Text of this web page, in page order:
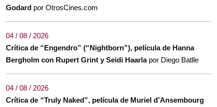
Godard por OtrosCines.com
04 / 08 / 2026
Crítica de “Engendro” (“Nightborn”), película de Hanna
Bergholm con Rupert Grint y Seidi Haarla por Diego Batlle
04 / 08 / 2026
Crítica de “Truly Naked”, película de Muriel d’Ansembourg